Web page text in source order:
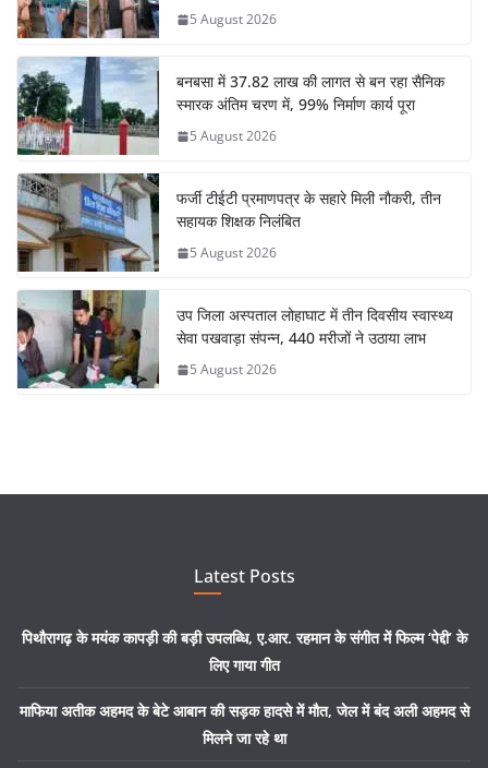
5 August 2026
बनबसा में 37.82 लाख की लागत से बन रहा सैनिक
स्मारक अंतिम चरण में, 99% निर्माण कार्य पूरा
5 August 2026
फर्जी टीईटी प्रमाणपत्र के सहारे मिली नौकरी, तीन
सहायक शिक्षक निलंबित
5 August 2026
उप जिला अस्पताल लोहाघाट में तीन दिवसीय स्वास्थ्य
सेवा पखवाड़ा संपन्न, 440 मरीजों ने उठाया लाभ
5 August 2026
Latest Posts
पिथौरागढ़ के मयंक कापड़ी की बड़ी उपलब्धि, ए.आर. रहमान के संगीत में फिल्म ‘पेद्दी’ के
लिए गाया गीत
माफिया अतीक अहमद के बेटे आबान की सड़क हादसे में मौत, जेल में बंद अली अहमद से
मिलने जा रहे था